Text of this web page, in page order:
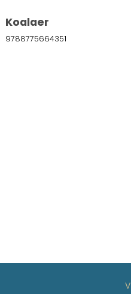
Koalaer
9788775664351